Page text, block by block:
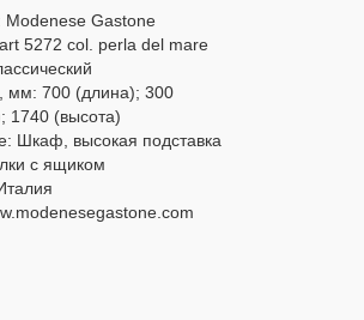
Modenese Gastone
5272 col. perla del mare
мм: 700 (длина); 300
1740 (высота)
Шкаф, высокая подставка
с ящиком